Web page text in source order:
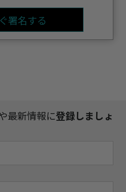
署名する
最新情報に登録しましょ